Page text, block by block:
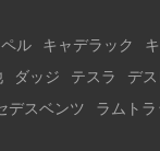
ル キャデラック
ダッジ テスラ デ
デスベンツ ラムトラ